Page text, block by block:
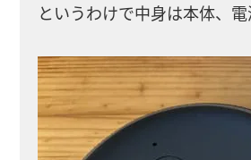
というわけで中身は本体、